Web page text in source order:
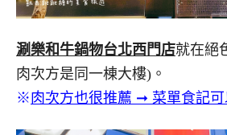
涮樂和牛鍋物台北西門店就在絕
肉次方是同一棟大樓)。
※肉次方也很推薦 ➞ 菜單食記